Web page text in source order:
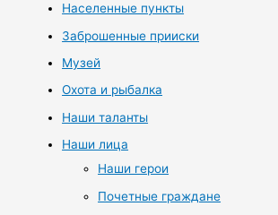
Населенные пункты
Заброшенные прииски
Музей
Охота и рыбалка
Наши таланты
Наши лица
Наши герои
Почетные граждане